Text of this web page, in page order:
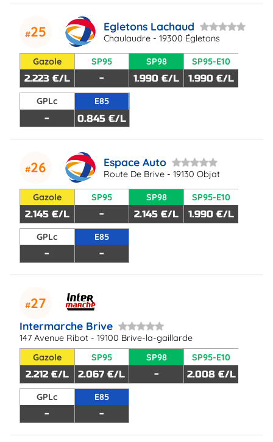
25 Egletons Lachaud
Chaulaudre - 19300 Égletons
Gazole
2.223 €/L
SP95
-
SP98
1.990 €/L
SP95-E10
1.990 €/L
GPLc
-
E85
0.845 €/L
26 Espace Auto
Route De Brive - 19130 Objat
Gazole
2.145 €/L
SP95
-
SP98
2.145 €/L
SP95-E10
1.990 €/L
GPLc
-
E85
-
27
Intermarche Brive
147 Avenue Ribot - 19100 Brive-la-gaillarde
Gazole
2.212 €/L
SP95
2.067 €/L
SP98
-
SP95-E10
2.008 €/L
GPLc
-
E85
-